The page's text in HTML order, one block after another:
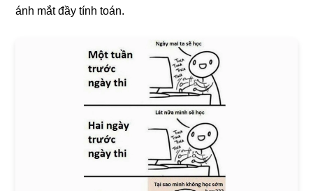
ánh mắt đầy tính toán.